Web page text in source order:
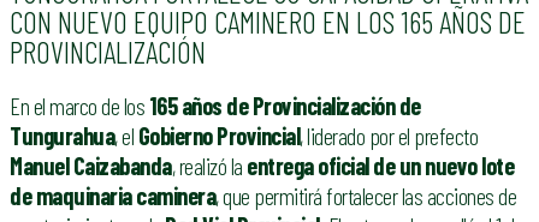
CON NUEVO EQUIPO CAMINERO EN LOS 165 AÑOS DE
PROVINCIALIZACIÓN
En el marco de los 165 años de Provincialización de
Tungurahua, el Gobierno Provincial, liderado por el prefecto
Manuel Caizabanda, realizó la entrega oficial de un nuevo lote
de maquinaria caminera, que permitirá fortalecer las acciones de